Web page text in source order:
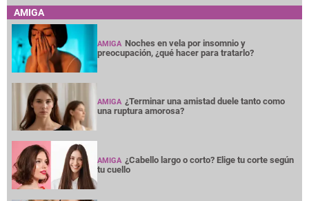
AMIGA
AMIGA Noches en vela por insomnio y
preocupación, ¿qué hacer para tratarlo?
AMIGA ¿Terminar una amistad duele tanto como
una ruptura amorosa?
AMIGA ¿Cabello largo o corto? Elige tu corte según
tu cuello